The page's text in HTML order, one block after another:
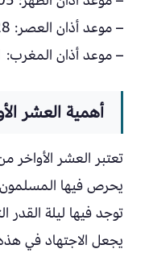
– موعد أذان العصر: 3:28 مساءً،
– موعد أذان المغرب: 6:01 مساءً.
أهمية العشر
تعتبر العشر الأواخر
يحرص فيها المسلمون
توجد فيها ليلة
يجعل الاجتهاد في